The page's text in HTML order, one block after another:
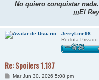
No quiero conquistar
¡¡¡El
JerryLine98
Recluta Privado
Re: Spoilers 1.187
MMar Jun 30, 2026 5:08 pm